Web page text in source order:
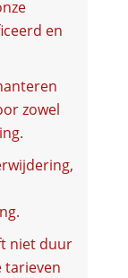
en
zowel
niet duur
tarieven